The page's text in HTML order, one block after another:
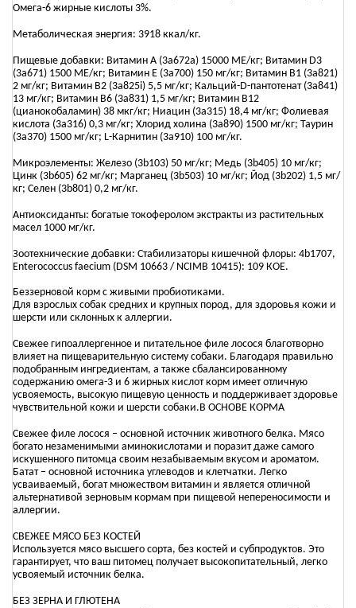
Омега-6 жирные кислоты 3%.
Метаболическая энергия: 3918 ккал/кг.
Пищевые добавки: Витамин A (3a672a) 15000 МЕ/кг; Витамин D3
(3а671) 1500 МЕ/кг; Витамин Е (3а700) 150 мг/кг; Витамин B1 (3a821)
2 мг/кг; Витамин B2 (3a825i) 5,5 мг/кг; Кальций-D-пантотенат (3a841)
13 мг/кг; Витамин B6 (3a831) 1,5 мг/кг; Витамин B12
(цианокобаламин) 38 мкг/кг; Ниацин (3a315) 18,4 мг/кг; Фолиевая
кислота (3a316) 0,3 мг/кг; Хлорид холина (3a890) 1500 мг/кг; Таурин
(3a370) 1500 мг/кг; L-Карнитин (3a910) 100 мг/кг.
Микроэлементы: Железо (3b103) 50 мг/кг; Медь (3b405) 10 мг/кг;
Цинк (3b605) 62 мг/кг; Марганец (3b503) 10 мг/кг; Йод (3b202) 1,5 мг/
кг; Селен (3b801) 0,2 мг/кг.
Антиоксиданты: богатые токоферолом экстракты из растительных
масел 1000 мг/кг.
Зоотехнические добавки: Стабилизаторы кишечной флоры: 4b1707,
Enterococcus faecium (DSM 10663 / NCIMB 10415): 109 КОЕ.
Беззерновой корм с живыми пробиотиками.
Для взрослых собак средних и крупных пород, для здоровья кожи и
шерсти или склонных к аллергии.
Свежее гипоаллергенное и питательное филе лосося благотворно
влияет на пищеварительную систему собаки. Благодаря правильно
подобранным ингредиентам, а также сбалансированному
содержанию омега-3 и 6 жирных кислот корм имеет отличную
усвояемость, высокую пищевую ценность и поддерживает здоровье
чувствительной кожи и шерсти собаки.В ОСНОВЕ КОРМА
Свежее филе лосося – основной источник животного белка. Мясо
богато незаменимыми аминокислотами и поразит даже самого
искушенного питомца своим незабываемым вкусом и ароматом.
Батат – основной источника углеводов и клетчатки. Легко
усваиваемый, богат множеством витамин и является отличной
альтернативой зерновым кормам при пищевой непереносимости и
аллергии.
СВЕЖЕЕ МЯСО БЕЗ КОСТЕЙ
Используется мясо высшего сорта, без костей и субпродуктов. Это
гарантирует, что ваш питомец получает высокопитательный, легко
усвояемый источник белка.
БЕЗ ЗЕРНА И ГЛЮТЕНА